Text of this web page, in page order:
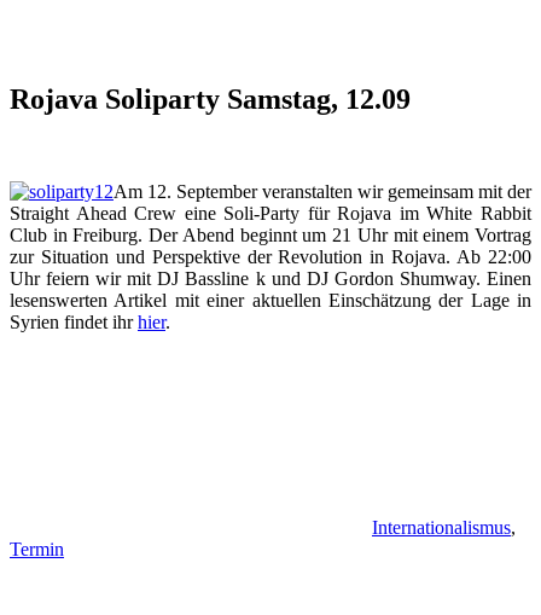
Rojava Soliparty Samstag, 12.09
Am 12. September veranstalten wir gemeinsam mit der
Straight Ahead Crew eine Soli-Party für Rojava im White Rabbit
Club in Freiburg. Der Abend beginnt um 21 Uhr mit einem Vortrag
zur Situation und Perspektive der Revolution in Rojava. Ab 22:00
Uhr feiern wir mit DJ Bassline k und DJ Gordon Shumway. Einen
lesenswerten Artikel mit einer aktuellen Einschätzung der Lage in
Syrien findet ihrhier.
Internationalismus,
Termin